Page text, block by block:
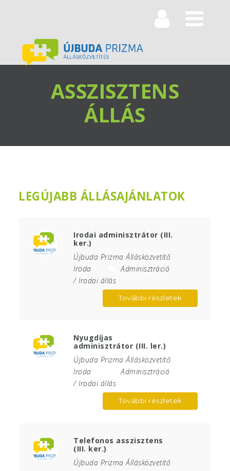
ASSZISZTENS
ÁLLÁS
LEGÚJABB ÁLLÁSAJÁNLATOK
Irodai adminisztrátor (III.
ker.)
Újbuda Prizma Állásközvetítő
Iroda
Adminisztráció
/ Irodai állás
További részletek
Nyugdíjas
adminisztrátor (III. ler.)
Újbuda Prizma Állásközvetítő
Iroda
Adminisztráció
/ Irodai állás
További részletek
Telefonos asszisztens
(III. ker.)
Újbuda Prizma Állásközvetítő